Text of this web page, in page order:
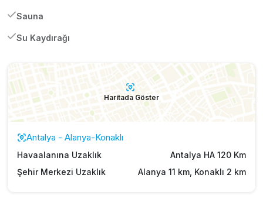
Sauna
Su Kaydırağı
Haritada Göster
Antalya - Alanya-Konaklı
Havaalanına Uzaklık
Antalya HA 120 Km
Şehir Merkezi Uzaklık
Alanya 11 km, Konaklı 2 km